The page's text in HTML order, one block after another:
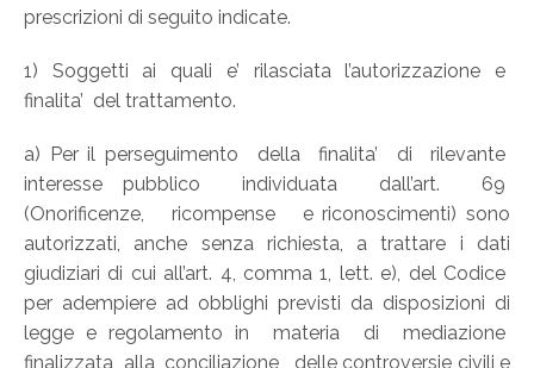
prescrizioni di seguito indicate.
1) Soggetti ai quali e’ rilasciata l’autorizzazione e
finalita’ del trattamento.
a) Per il perseguimento della finalita’ di rilevante
interesse pubblico individuata dall’art. 69
(Onorificenze, ricompense e riconoscimenti) sono
autorizzati, anche senza richiesta, a trattare i dati
giudiziari di cui all’art. 4, comma 1, lett. e), del Codice
per adempiere ad obblighi previsti da disposizioni di
legge e regolamento in materia di mediazione
finalizzata alla conciliazione delle controversie civili e